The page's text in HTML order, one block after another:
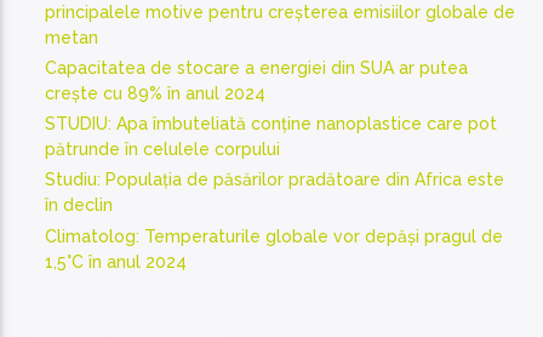
principalele motive pentru creșterea emisiilor globale de
metan
Capacitatea de stocare a energiei din SUA ar putea
crește cu 89% în anul 2024
STUDIU: Apa îmbuteliată conține nanoplastice care pot
pătrunde în celulele corpului
Studiu: Populația de păsărilor pradătoare din Africa este
în declin
Climatolog: Temperaturile globale vor depăși pragul de
1,5°C în anul 2024